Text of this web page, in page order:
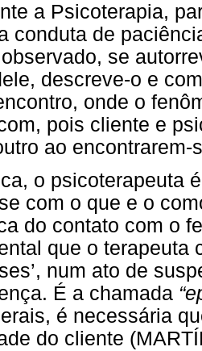
a Psicoterapia,
conduta de
se
descreve-o e
onde o
pois cliente e
ao encontrarem-
o psicoterapeuta
com o que e o
do contato com o
que o terapeuta
num ato de
É a chamada
é necessária
do cliente